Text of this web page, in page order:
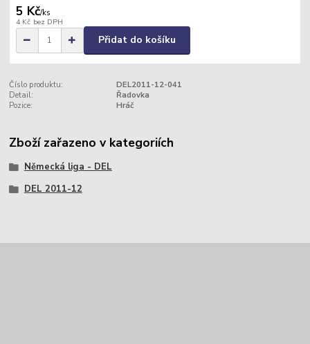
5 Kč/ks
4 Kč bez DPH
Přidat do košíku
Číslo produktu:
DEL2011-12-041
Detail:
Řadovka
Pozice:
Hráč
Zboží zařazeno v kategoriích
Německá liga - DEL
DEL 2011-12